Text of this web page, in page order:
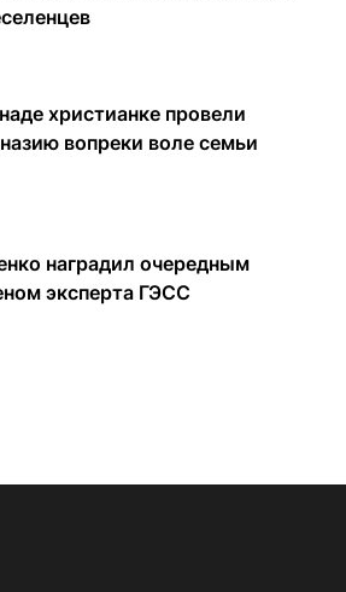
христианке провели
вопреки воле семьи
наградил очередным
эксперта ГЭСС